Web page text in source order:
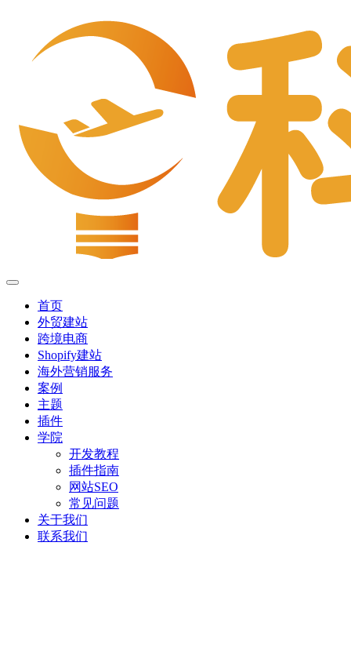
首页
外贸建站
跨境电商
Shopify建站
海外营销服务
案例
主题
插件
学院
开发教程
插件指南
网站SEO
常见问题
关于我们
联系我们